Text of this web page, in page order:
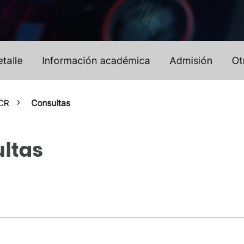
Información académica Admisión
Consultas